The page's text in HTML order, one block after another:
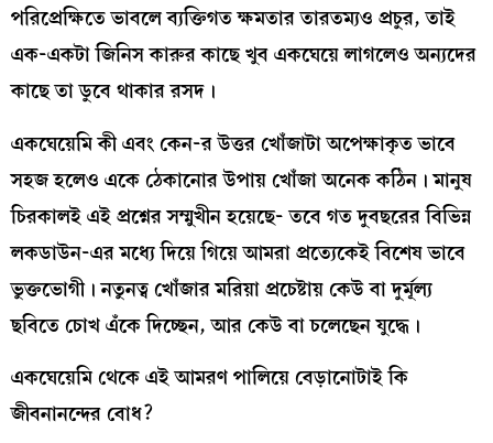
পরিপ্রেক্ষিতে ভাবলে ব্যক্তিগত ক্ষমতার তারতম্যও প্রচুর, তাই
এক-একটা জিনিস কারুর কাছে খুব একঘেয়ে লাগলেও অন্যদের
কাছে তা ডুবে থাকার রসদ।
একঘেয়েমি কী এবং কেন-র উত্তর খোঁজাটা অপেক্ষাকৃত ভাবে
সহজ হলেও একে ঠেকানোর উপায় খোঁজা অনেক কঠিন। মানুষ
চিরকালই এই প্রশ্নের সম্মুখীন হয়েছে- তবে গত দুবছরের বিভিন্ন
লকডাউন-এর মধ্যে দিয়ে গিয়ে আমরা প্রত্যেকেই বিশেষ ভাবে
ভুক্তভোগী। নতুনত্ব খোঁজার মরিয়া প্রচেষ্টায় কেউ বা দুর্মূল্য
ছবিতে চোখ এঁকে দিচ্ছেন, আর কেউ বা চলেছেন যুদ্ধে।
একঘেয়েমি থেকে এই আমরণ পালিয়ে বেড়ানোটাই কি
জীবনানন্দের বোধ?